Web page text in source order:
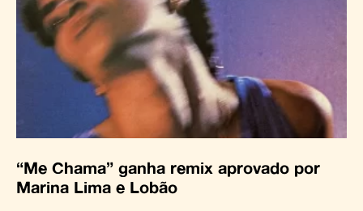
“Me Chama” ganha remix aprovado por
Marina Lima e Lobão